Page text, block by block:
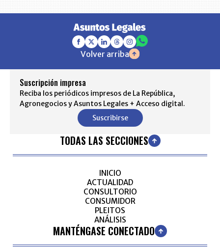
Volver arriba
Suscripción impresa
Reciba los periódicos impresos de La República,
Agronegocios y Asuntos Legales + Acceso digital.
Suscribirse
TODAS LAS SECCIONES
INICIO
ACTUALIDAD
CONSULTORIO
CONSUMIDOR
PLEITOS
ANÁLISIS
MANTÉNGASE CONECTADO